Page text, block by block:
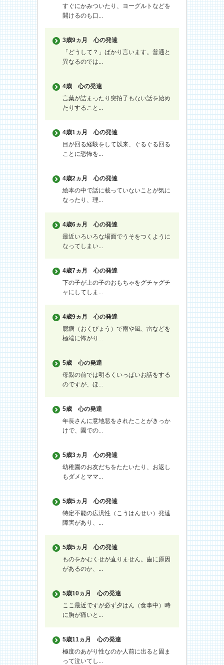
すぐにかみついたり、ヨーグルトなどを
開けるのも口...
3歳9ヵ月
心の発達
「どうして？」ばかり言います。普通と
異なるのでは...
4歳
心の発達
言葉が詰まったり突拍子もない話を始め
たりすること...
4歳1ヵ月
心の発達
目が回る経験をして以来、ぐるぐる回る
ことに恐怖を...
4歳2ヵ月
心の発達
絵本の中で話に載っていないことが気に
なったり、理...
4歳6ヵ月
心の発達
最近いろいろな場面でうそをつくように
なってしまい...
4歳7ヵ月
心の発達
下の子が上の子のおもちゃをグチャグチ
ャにしてしま...
4歳9ヵ月
心の発達
臆病（おくびょう）で雨や風、雷などを
極端に怖がり...
5歳
心の発達
母親の前では明るくいっぱいお話をする
のですが、ほ...
5歳
心の発達
年長さんに意地悪をされたことがきっか
けで、園での...
5歳3ヵ月
心の発達
幼稚園のお友だちをたたいたり、お返し
もダメとママ...
5歳5ヵ月
心の発達
特定不能の広汎性（こうはんせい）発達
障害があり、...
5歳5ヵ月
心の発達
ものをかむくせが直りません。歯に原因
があるのか、...
5歳10ヵ月
心の発達
ここ最近ですが必ず夕はん（食事中）時
に胸が痛いと...
5歳11ヵ月
心の発達
極度のあがり性なのか人前に出ると固ま
って泣いてし...